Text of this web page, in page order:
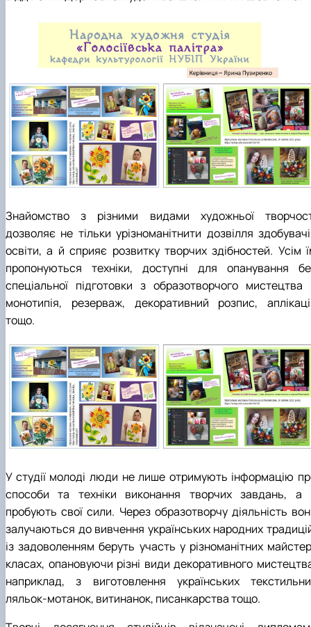
Прес-студія "Ідеал"
Інструментальний ансамбль "Дивосвіт"
Мистецька студія "Вовняні мрії"
Тріо "ТоНіка"
Знайомство з різними видами художньої
дозволяє не тільки урізноманітнити дозвілля
освіти, а й сприяє розвитку творчих здібностей. Усім
пропонуються техніки, доступні для опанування
спеціальної підготовки з образотворчого мистецтва
монотипія, резерваж, декоративний розпис,
тощо.
У студії молоді люди не лише отримують інформацію
способи та техніки виконання творчих завдань, а
пробують свої сили. Через образотворчу діяльність
залучаються до вивчення українських народних
із задоволенням беруть участь у різноманітних
класах, опановуючи різні види декоративного
наприклад, з виготовлення українських
ляльок-мотанок, витинанок, писанкарства тощо.